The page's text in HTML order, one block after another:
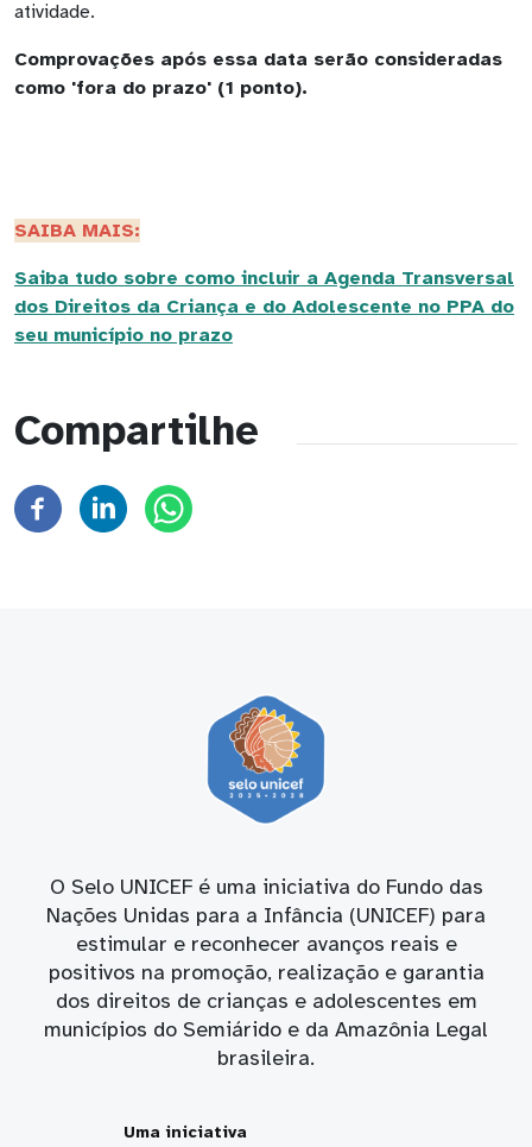
atividade.
Comprovações após essa data serão consideradas
como 'fora do prazo' (1 ponto).
SAIBA MAIS:
Saiba tudo sobre como incluir a Agenda Transversal
dos Direitos da Criança e do Adolescente no PPA do
seu município no prazo
Compartilhe
O Selo UNICEF é uma iniciativa do Fundo das
Nações Unidas para a Infância (UNICEF) para
estimular e reconhecer avanços reais e
positivos na promoção, realização e garantia
dos direitos de crianças e adolescentes em
municípios do Semiárido e da Amazônia Legal
brasileira.
Uma iniciativa